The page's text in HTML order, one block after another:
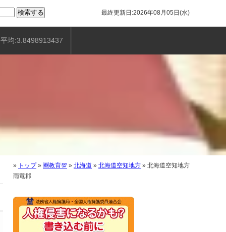
最終更新日:2026年08月05日(水)
平均:3.8498913437
» トップ» 🆕教育💯 » 北海道 » 北海道空知地方 » 北海道空知地方
雨竜郡